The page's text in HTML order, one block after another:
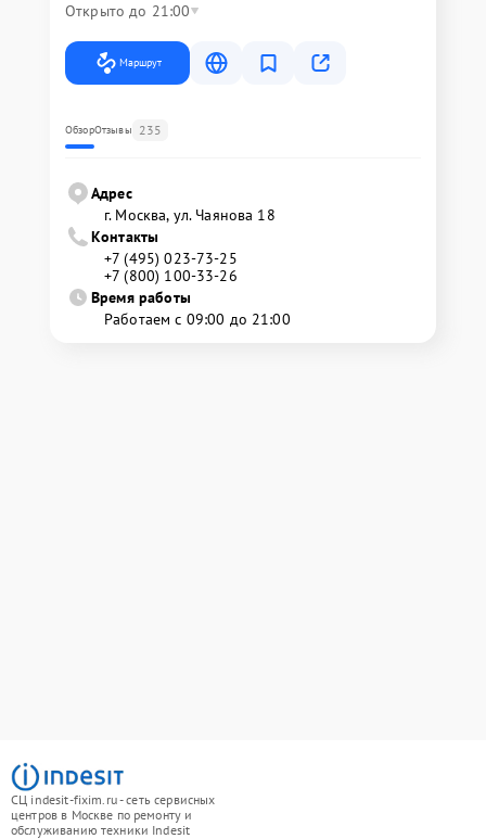
Открыто до 21:00
Маршрут
ОбзорОтзывы 235
Адрес
г. Москва, ул. Чаянова 18
Контакты
+7 (495) 023-73-25
+7 (800) 100-33-26
Время работы
Работаем с 09:00 до 21:00
СЦ indesit-fixim.ru - сеть сервисных
центров в Москве по ремонту и
обслуживанию техники Indesit